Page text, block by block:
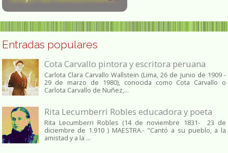
Entradas populares
Cota Carvallo pintora y escritora peruana
Carlota Clara Carvallo Wallstein (Lima, 26 de junio de 1909 -
29 de marzo de 1980), conocida como Cota Carvallo o
Carlota Carvallo de Nuñez,...
Rita Lecumberri Robles educadora y poeta
Rita Lecumberri Robles (14 de noviembre 1831- 23 de
diciembre de 1.910 ) MAESTRA.- "Cantó a su pueblo, a la
amistad y a la ...